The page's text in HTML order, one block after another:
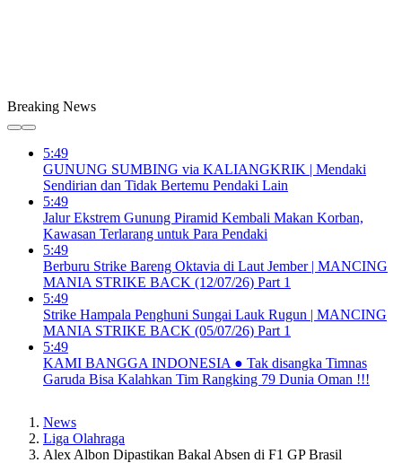
Breaking News
5:49
GUNUNG SUMBING via KALIANGKRIK | Mendaki
Sendirian dan Tidak Bertemu Pendaki Lain
5:49
Jalur Ekstrem Gunung Piramid Kembali Makan Korban,
Kawasan Terlarang untuk Para Pendaki
5:49
Berburu Strike Bareng Oktavia di Laut Jember | MANCING
MANIA STRIKE BACK (12/07/26) Part 1
5:49
Strike Hampala Penghuni Sungai Lauk Rugun | MANCING
MANIA STRIKE BACK (05/07/26) Part 1
5:49
KAMI BANGGA INDONESIA ● Tak disangka Timnas
Garuda Bisa Kalahkan Tim Rangking 79 Dunia Oman !!!
News
Liga Olahraga
Alex Albon Dipastikan Bakal Absen di F1 GP Brasil